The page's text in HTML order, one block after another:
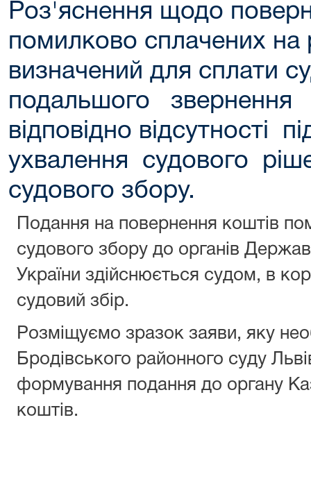
Роз'яснення щодо
помилково сплачених на
визначений для сплати
подальшого
відповідно відсутності
ухвалення судового
судового збору.
Подання на повернення коштів
судового збору до органів
України здійснюється судом, в
судовий збір.
Розміщуємо зразок заяви, яку
Бродівського районного суду
формування подання до органу
коштів.